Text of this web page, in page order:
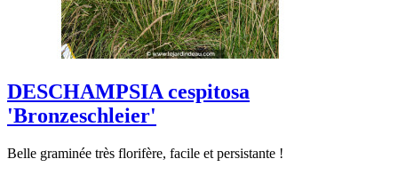
DESCHAMPSIA cespitosa
'Bronzeschleier'
Belle graminée très florifère, facile et persistante !